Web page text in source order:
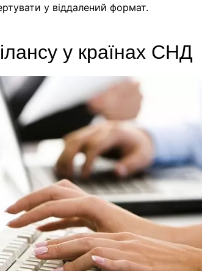
у віддалений формат.
у країнах СНД